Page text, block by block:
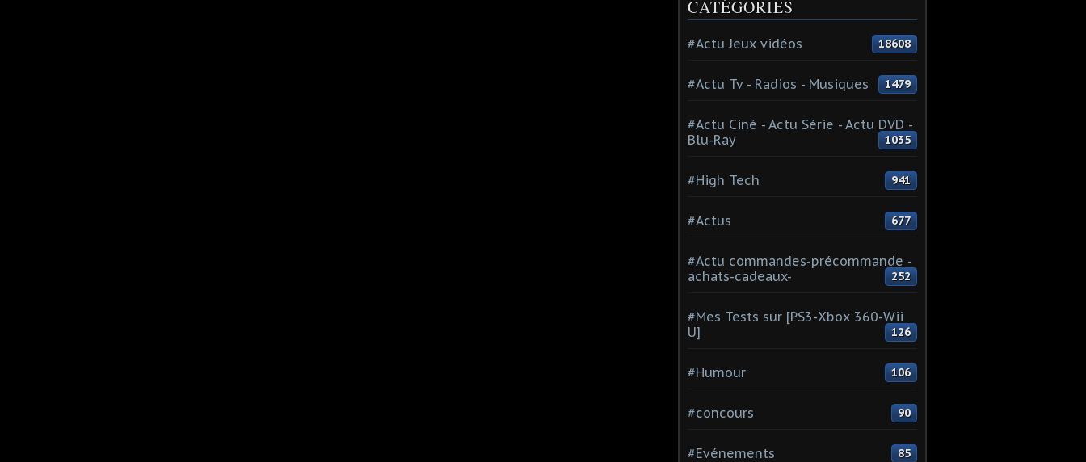
CATÉGORIES
#Actu Jeux vidéos 18608
#Actu Tv - Radios - Musiques 1479
#Actu Ciné - Actu Série - Actu DVD -
Blu-Ray
1035
#High Tech 941
#Actus 677
#Actu commandes-précommande -
achats-cadeaux-
252
#Mes Tests sur [PS3-Xbox 360-Wii
U]
126
#Humour 106
#concours 90
#Evénements 85